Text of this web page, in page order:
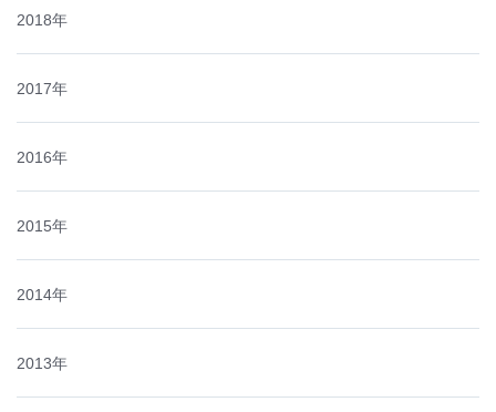
2018年
2017年
2016年
2015年
2014年
2013年